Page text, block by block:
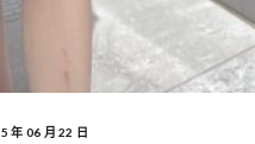
年 06 月 22 日